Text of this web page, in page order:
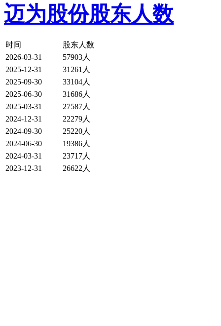
迈为股份股东人数
时间
股东人数
2026-03-31
57903人
2025-12-31
31261人
2025-09-30
33104人
2025-06-30
31686人
2025-03-31
27587人
2024-12-31
22279人
2024-09-30
25220人
2024-06-30
19386人
2024-03-31
23717人
2023-12-31
26622人